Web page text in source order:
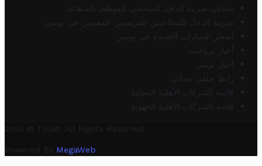
محاكي ضريبة الدخل الشخصي للموظف/المتقاعد
ضريبة الدخل للمتقاعدين الفرنسيين المقيمين في تونس
أسعار السيارات الجديدة في تونس
أخبار تروفيت
أخبار تونس
رابط خلفي مجاني
قائمة الشركات الأهلية المحلية
قائمة الشركات الأهلية الجهوية
2025 © Trovit. All Rights Reserved.
Powered By MegaWeb